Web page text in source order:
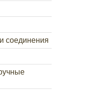
соединения